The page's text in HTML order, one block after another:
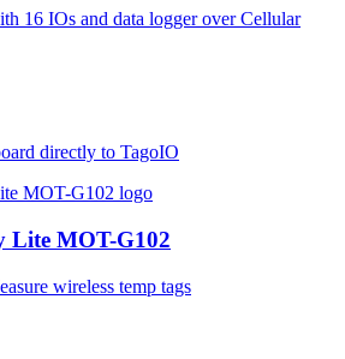
16 IOs and data logger over Cellular
directly to TagoIO
Lite MOT-G102
wireless temp tags